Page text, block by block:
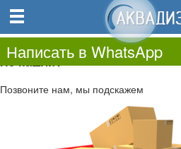
0.00
0
Не нашли?
Позвоните нам, мы подскажем
Написать в WhatsApp